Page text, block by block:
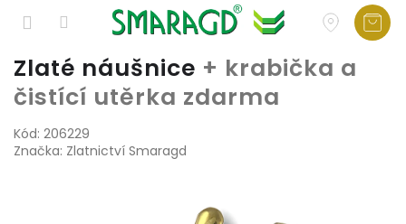
Přejít
na
obsah
Zlaté náušnice + krabička a
čistící utěrka zdarma
Kód: 206229
Značka: Zlatnictví Smaragd